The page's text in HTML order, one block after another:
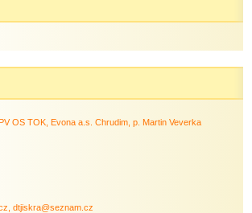
OS TOK, Evona a.s. Chrudim, p. Martin Veverka
dtjiskra@seznam.cz